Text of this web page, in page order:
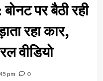
पर बैठी रही
रहा कार,
वीडियो
pm 0